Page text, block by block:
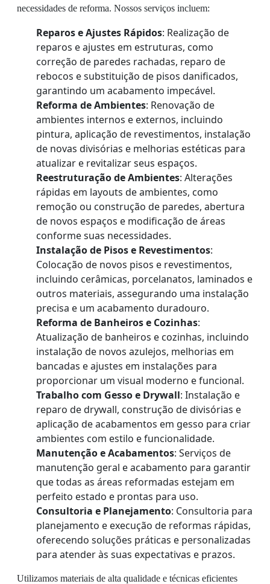
necessidades de reforma. Nossos serviços incluem:
Reparos e Ajustes Rápidos: Realização de
reparos e ajustes em estruturas, como
correção de paredes rachadas, reparo de
rebocos e substituição de pisos danificados,
garantindo um acabamento impecável.
Reforma de Ambientes: Renovação de
ambientes internos e externos, incluindo
pintura, aplicação de revestimentos, instalação
de novas divisórias e melhorias estéticas para
atualizar e revitalizar seus espaços.
Reestruturação de Ambientes: Alterações
rápidas em layouts de ambientes, como
remoção ou construção de paredes, abertura
de novos espaços e modificação de áreas
conforme suas necessidades.
Instalação de Pisos e Revestimentos:
Colocação de novos pisos e revestimentos,
incluindo cerâmicas, porcelanatos, laminados e
outros materiais, assegurando uma instalação
precisa e um acabamento duradouro.
Reforma de Banheiros e Cozinhas:
Atualização de banheiros e cozinhas, incluindo
instalação de novos azulejos, melhorias em
bancadas e ajustes em instalações para
proporcionar um visual moderno e funcional.
Trabalho com Gesso e Drywall: Instalação e
reparo de drywall, construção de divisórias e
aplicação de acabamentos em gesso para criar
ambientes com estilo e funcionalidade.
Manutenção e Acabamentos: Serviços de
manutenção geral e acabamento para garantir
que todas as áreas reformadas estejam em
perfeito estado e prontas para uso.
Consultoria e Planejamento: Consultoria para
planejamento e execução de reformas rápidas,
oferecendo soluções práticas e personalizadas
para atender às suas expectativas e prazos.
Utilizamos materiais de alta qualidade e técnicas eficientes